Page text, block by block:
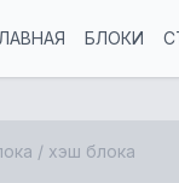
БЛОКИ